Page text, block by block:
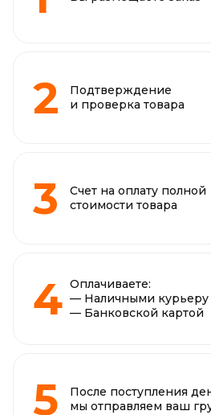
Подтверждение
и проверка товара
Счет на оплату полной
стоимости товара
Оплачиваете:
— Наличными курьеру
— Банковской картой
После поступления
мы отправляем ваш